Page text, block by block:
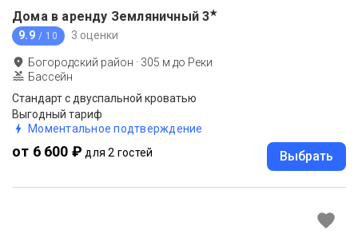
Дома в аренду Земляничный 3★
9.9 / 10 3 оценки
Богородский район · 305 м до Реки
Бассейн
Стандарт с двуспальной кроватью
Выгодный тариф
Моментальное подтверждение
от 6 600 ₽ для 2 гостей Выбрать